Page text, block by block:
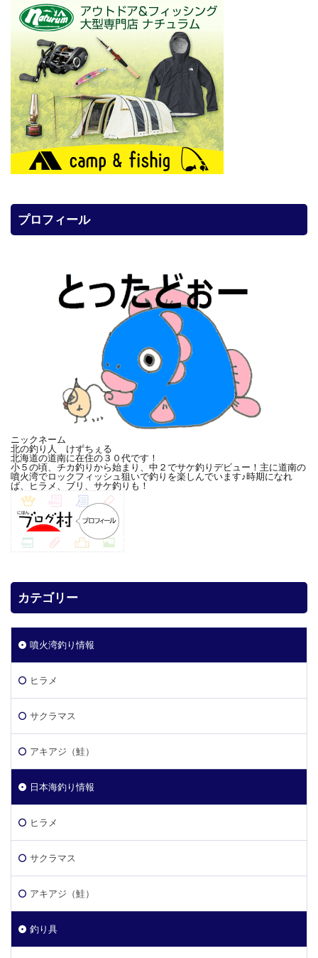
プロフィール
ニックネーム
北の釣り人 けずちぇる
北海道の道南に在住の３０代です！
小５の頃、チカ釣りから始まり、中２でサケ釣りデビュー！主に道南の
噴火湾でロックフィッシュ狙いで釣りを楽しんでいます♪時期になれ
ば、ヒラメ、ブリ、サケ釣りも！
カテゴリー
噴火湾釣り情報
ヒラメ
サクラマス
アキアジ（鮭）
日本海釣り情報
ヒラメ
サクラマス
アキアジ（鮭）
釣り具